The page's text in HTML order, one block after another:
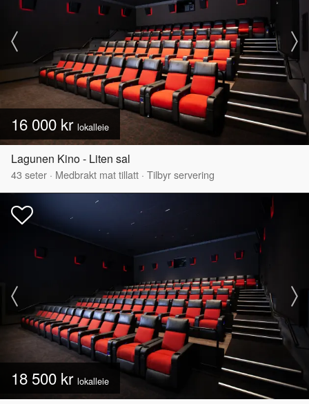
16 000 kr lokalleie
Lagunen Kino - Liten sal
43 seter · Medbrakt mat tillatt · Tilbyr servering
18 500 kr lokalleie